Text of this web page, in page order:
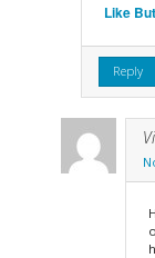
Like
Reply